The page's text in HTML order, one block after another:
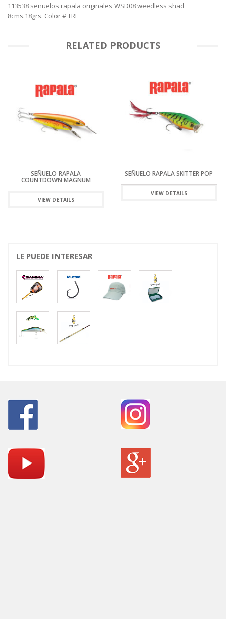
113538 señuelos rapala originales WSD08 weedless shad
8cms.18grs. Color # TRL
RELATED PRODUCTS
RAPALA
MAGNUM
VIEW DETAILS
SEÑUELO RAPALA SKITTER POP
VIEW DETAILS
LE PUEDE INTERESAR